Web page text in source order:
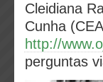
Cleidiana
Cunha
http://
perguntas